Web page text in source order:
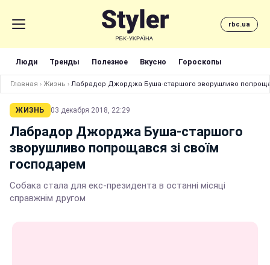
rbc.ua
Люди Тренды Полезное Вкусно Гороскопы
Главная › Жизнь › Лабрадор Джорджа Буша-старшого зворушливо
ЖИЗНЬ 03 декабря 2018, 22:29
Лабрадор Джорджа Буша-старшого
зворушливо попрощався зі своїм
господарем
Собака стала для екс-президента в останні місяці
справжнім другом